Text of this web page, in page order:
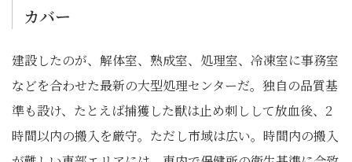
カバー
建設したのが、解体室、熟成室、処理室、冷凍室に事務室
などを合わせた最新の大型処理センターだ。独自の品質基
準も設け、たとえば捕獲した獣は止め刺しして放血後、2
時間以内の搬入を厳守。ただし市域は広い。時間内の搬入